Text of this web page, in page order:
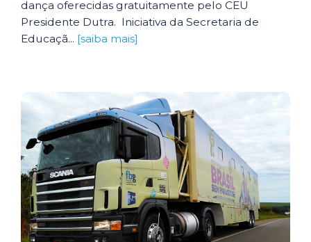
dança oferecidas gratuitamente pelo CEU
Presidente Dutra. Iniciativa da Secretaria de
Educaçã... [saiba mais]